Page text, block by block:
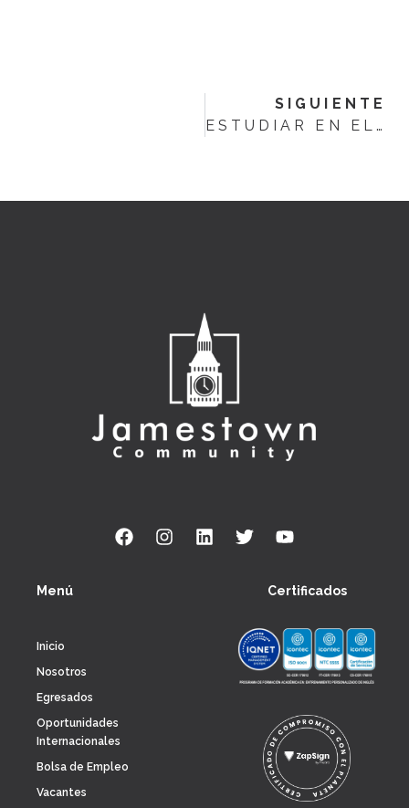
SIGUIENTE
ESTUDIAR EN EL EXTRANJERO: BENEFICIOS Y OPORTUNIDADES
Menú
Inicio
Nosotros
Egresados
Oportunidades
Internacionales
Bolsa de Empleo
Vacantes
Certificados